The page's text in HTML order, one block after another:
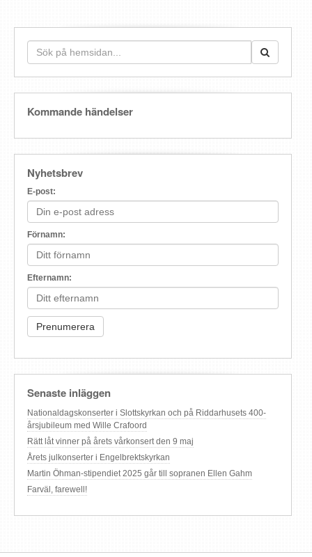
Kommande händelser
Nyhetsbrev
E-post:
Förnamn:
Efternamn:
Senaste inläggen
Nationaldagskonserter i Slottskyrkan och på Riddarhusets 400-
årsjubileum med Wille Crafoord
Rätt låt vinner på årets vårkonsert den 9 maj
Årets julkonserter i Engelbrektskyrkan
Martin Öhman-stipendiet 2025 går till sopranen Ellen Gahm
Farväl, farewell!